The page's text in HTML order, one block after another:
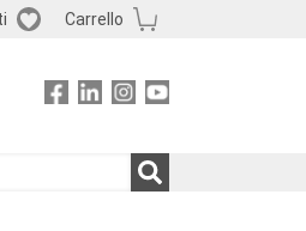
Carrello